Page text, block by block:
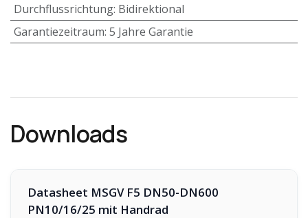
Durchflussrichtung: Bidirektional
Garantiezeitraum: 5 Jahre Garantie
Downloads
Datasheet MSGV F5 DN50-DN600
PN10/16/25 mit Handrad